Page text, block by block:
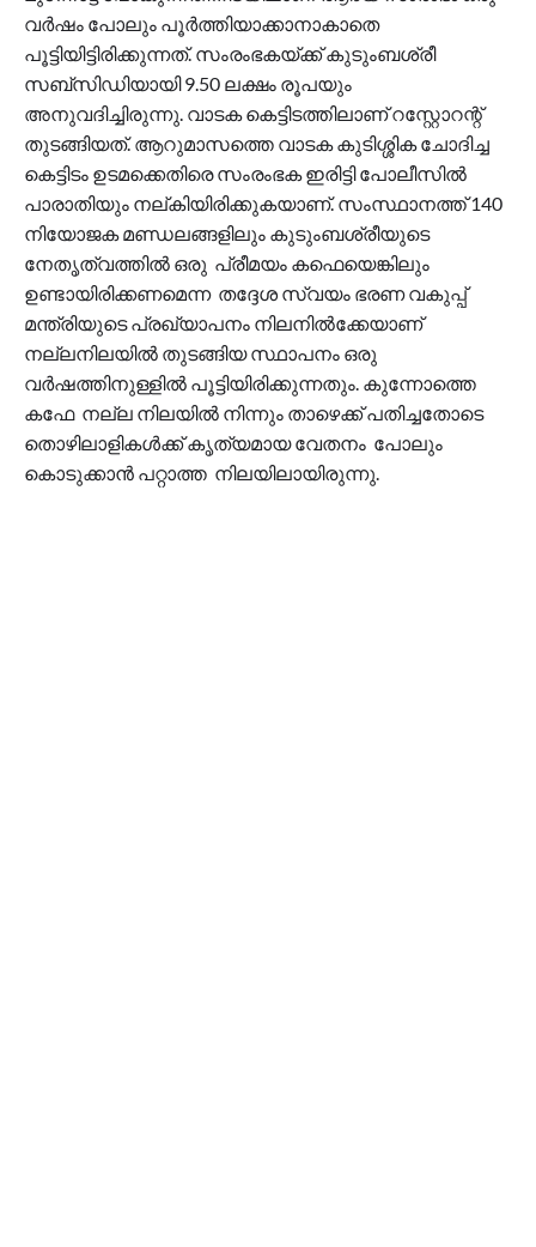
വർഷം പോലും പൂർത്തിയാക്കാനാകാതെ
പൂട്ടിയിട്ടിരിക്കുന്നത്. സംരംഭകയ്ക്ക് കുടുംബശ്രീ
സബ്‌സിഡിയായി 9.50 ലക്ഷം രൂപയും
അനുവദിച്ചിരുന്നു. വാടക കെട്ടിടത്തിലാണ് റസ്റ്റോറന്റ്
തുടങ്ങിയത്. ആറുമാസത്തെ വാടക കുടിശ്ശിക ചോദിച്ച
കെട്ടിടം ഉടമക്കെതിരെ സംരംഭക ഇരിട്ടി പോലീസിൽ
പാരാതിയും നല്കിയിരിക്കുകയാണ്. സംസ്ഥാനത്ത് 140
നിയോജക മണ്ഡലങ്ങളിലും കുടുംബശ്രീയുടെ
നേതൃത്വത്തിൽ ഒരു പ്രീമയം കഫെയെങ്കിലും
ഉണ്ടായിരിക്കണമെന്ന തദ്ദേശ സ്വയം ഭരണ വകുപ്പ്
മന്ത്രിയുടെ പ്രഖ്യാപനം നിലനിൽക്കേയാണ്
നല്ലനിലയിൽ തുടങ്ങിയ സ്ഥാപനം ഒരു
വർഷത്തിനുള്ളിൽ പൂട്ടിയിരിക്കുന്നതും. കുന്നോത്തെ
കഫേ നല്ല നിലയിൽ നിന്നും താഴെക്ക് പതിച്ചതോടെ
തൊഴിലാളികൾക്ക് കൃത്യമായ വേതനം പോലും
കൊടുക്കാൻ പറ്റാത്ത നിലയിലായിരുന്നു.